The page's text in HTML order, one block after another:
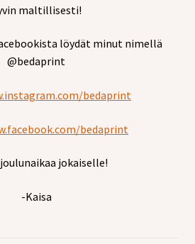
maltillisesti!
löydät minut nimellä
@bedaprint
bedaprint
bedaprint
jokaiselle!
-Kaisa